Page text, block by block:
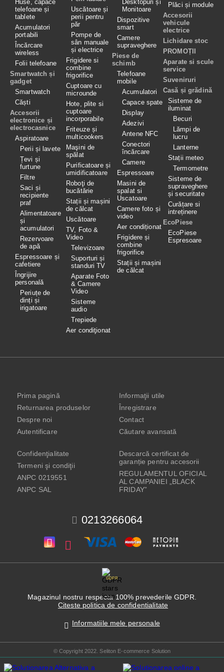
Huse, capace
telefoane și
tablete
Acumulatori
portabili
Încărcare
wireless
Folii telefoane
Smartwatch și
gadget
Smartwatch
Căști
Accesorii
electronice și
electrocasnice
Aspiratoare
Perii și lavete
Țevi și
furtune
Filtre
Saci și
recipiente
praf
Alimentatoare
și
acumulatori
Rezervoare
de apă
Espressoare și
cafetiere
Îngrijire
personală
Periuțe de
dinți și
irigatoare
Uscătoare și
perii pentru
păr
Pompe de
sân manuale
și electrice
Frigidere si
combine
frigorifice
Cuptoare cu
microunde
Hote, plite si
cuptoare
incorporabile
Friteuze și
multicookers
Maşini de
spălat
Purificatoare și
umidificatoare
Roboţi de
bucătărie
Stații și mașini
de călcat
Uscătoare
TV, Foto &
Video
Televizoare
Suporturi și
standuri TV
Aparate Foto
& Camere
Video
Sisteme
audio
Trepiede
Aer condiţionat
Desktopuri și
Monitoare
Dispozitive
smart
Camere
supraveghere
Piese de
schimb
Telefoane
mobile
Acumulatori
Capace spate
Display
Adezivi
Antene NFC
Conectori
încărcare
Camere
Espressoare
Masini de
spalat si
Uscatoare
Camere foto și
video
Aer condiționat
Frigidere și
combine
frigorifice
Stații și mașini
de călcat
Plăci și module
Accesorii
vehicule
electrice
Lichidare stoc
PROMOȚII
Aparate si scule
service
Suveniruri
Casă și grădină
Sisteme de
iluminat
Becuri
Lămpi de
lucru
Lanterne
Stații meteo
Termometre
Sisteme de
supraveghere
și securitate
Curățare si
intreținere
EcoPiese
EcoPiese
Espresoare
0213266064
Prima pagină
Returnarea produselor
Despre noi
Autentificare
Informaţii utile
Înregistrare
Contact
Căutare avansată
Confidenţialitate
Termeni şi condiţii
ANPC 0219551
ANPC SAL
Descarcă certificat de
garanție pentru accesorii
REGULAMENTUL OFICIAL
AL CAMPANIEI „BLACK
FRIDAY”
GDPR
Magazinul nostru respecta 100% prevederile GDPR.
Citeste politica de confidentialitate
Informatiile mele personale
© Copyright 2022. Seliton E-commerce Solution